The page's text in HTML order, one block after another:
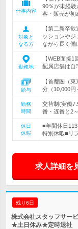
仕事内容
90％が未経
客・販売が初
対象と
なる方
【第二新卒
ッションや
ながら長く働
勤務地
【WEB面接
配属店舗は自
給与
【首都圏（
分（10,000円
勤務
時間
交替制(実働
番・遅番と2
休日
休暇
■年間休日
特別休暇■リ
求人詳細を
残り6日
株式会社スタッフサー
★土日休み★定時退社